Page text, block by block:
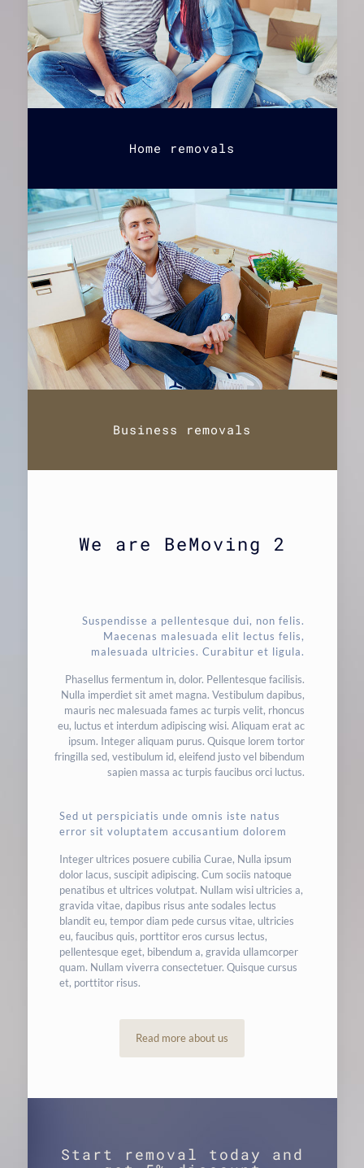
Home removals
Business removals
We are BeMoving 2
Suspendisse a pellentesque dui, non felis.
Maecenas malesuada elit lectus felis,
malesuada ultricies. Curabitur et ligula.
Phasellus fermentum in, dolor. Pellentesque facilisis.
Nulla imperdiet sit amet magna. Vestibulum dapibus,
mauris nec malesuada fames ac turpis velit, rhoncus
eu, luctus et interdum adipiscing wisi. Aliquam erat ac
ipsum. Integer aliquam purus. Quisque lorem tortor
fringilla sed, vestibulum id, eleifend justo vel bibendum
sapien massa ac turpis faucibus orci luctus.
Sed ut perspiciatis unde omnis iste natus
error sit voluptatem accusantium dolorem
Integer ultrices posuere cubilia Curae, Nulla ipsum
dolor lacus, suscipit adipiscing. Cum sociis natoque
penatibus et ultrices volutpat. Nullam wisi ultricies a,
gravida vitae, dapibus risus ante sodales lectus
blandit eu, tempor diam pede cursus vitae, ultricies
eu, faucibus quis, porttitor eros cursus lectus,
pellentesque eget, bibendum a, gravida ullamcorper
quam. Nullam viverra consectetuer. Quisque cursus
et, porttitor risus.
Read more about us
Start removal today and